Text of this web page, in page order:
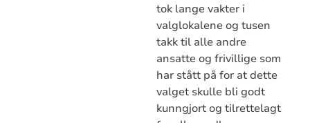
tok lange vakter i
valglokalene og tusen
takk til alle andre
ansatte og frivillige som
har stått på for at dette
valget skulle bli godt
kunngjort og tilrettelagt